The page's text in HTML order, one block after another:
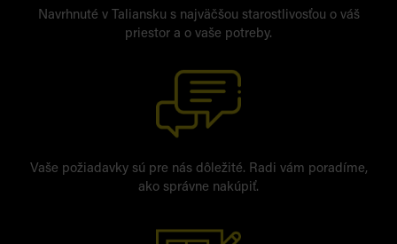
Navrhnuté v Taliansku s najväčšou starostlivosťou o váš
priestor a o vaše potreby.
Vaše požiadavky sú pre nás dôležité. Radi vám poradíme,
ako správne nakúpiť.